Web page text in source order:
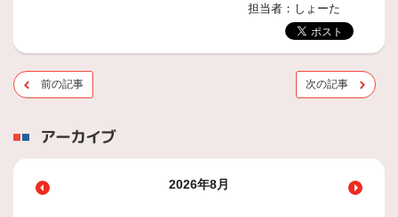
担当者：しょーた
前の記事 次の記事
アーカイブ
2026年8月